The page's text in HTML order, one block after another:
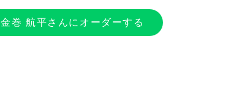
金巻 航平さんにオーダーする